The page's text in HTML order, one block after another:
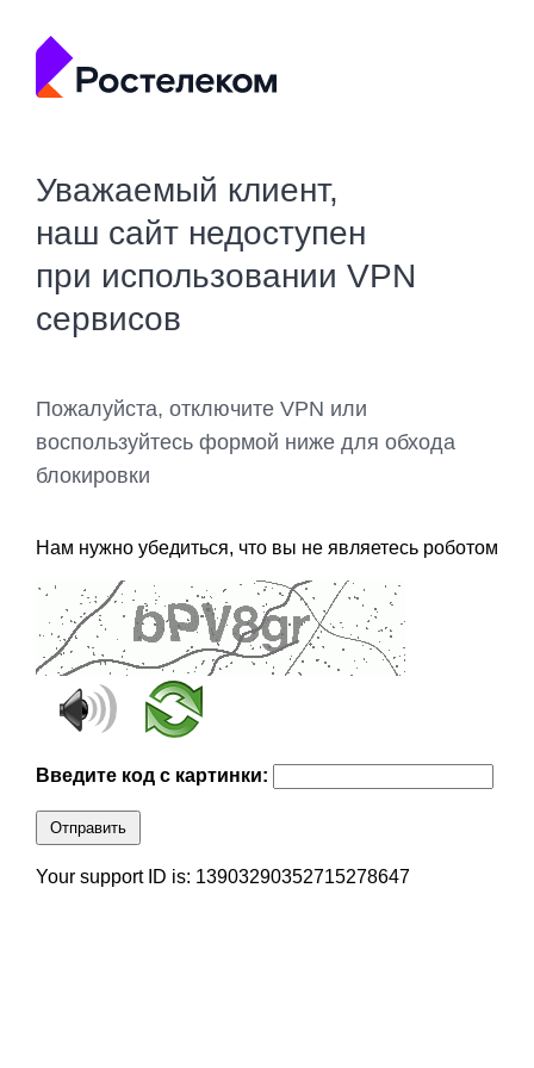
Уважаемый клиент,
наш сайт недоступен
при использовании VPN
сервисов
Пожалуйста, отключите VPN или
воспользуйтесь формой ниже для обхода
блокировки
Нам нужно убедиться, что вы не являетесь роботом
Введите код с картинки:
Отправить
Your support ID is: 13903290352715278647